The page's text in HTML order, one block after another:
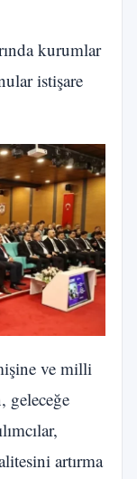
kurumlar
istişare
ve milli
geleceğe
artırma